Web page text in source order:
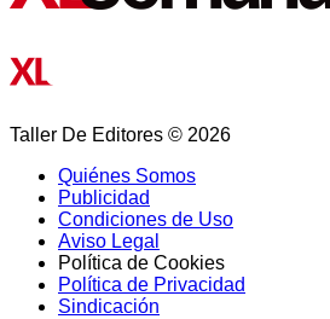
Taller De Editores © 2026
Quiénes Somos
Publicidad
Condiciones de Uso
Aviso Legal
Política de Cookies
Política de Privacidad
Sindicación